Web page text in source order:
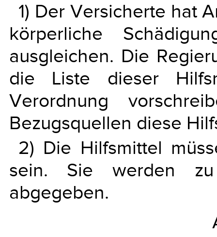
1) Der Versicherte hat
körperliche
ausgleichen. Die
die Liste dieser
Verordnung
Bezugsquellen diese
2) Die Hilfsmittel
sein. Sie werden
abgegeben.